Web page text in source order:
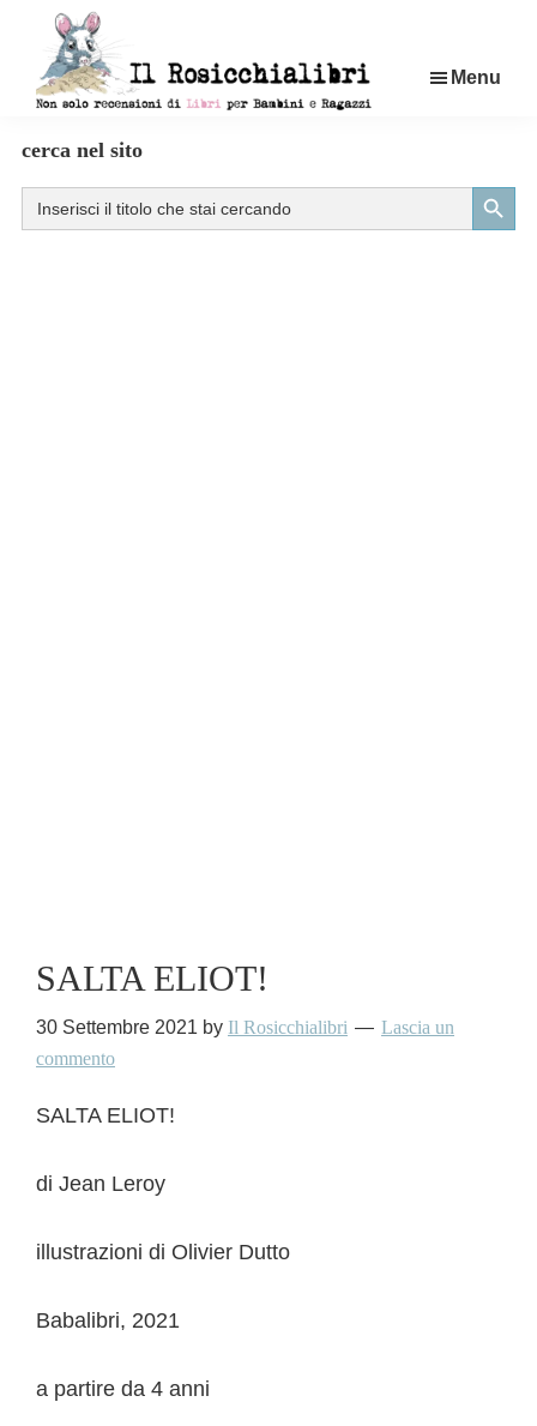
contenuto
di
libri
per
Menu
cerca nel sito
Search
for:
Search Button
SALTA ELIOT!
30 Settembre 2021 by Il Rosicchialibri
Lascia un
commento
SALTA ELIOT!
di Jean Leroy
illustrazioni di Olivier Dutto
Babalibri, 2021
a partire da 4 anni